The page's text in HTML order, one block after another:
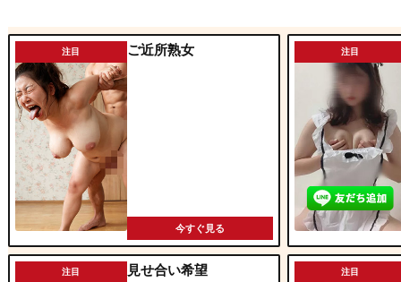
注目 ご近所熟女
今すぐ見る
注目 見せ合い希望
注目
注目